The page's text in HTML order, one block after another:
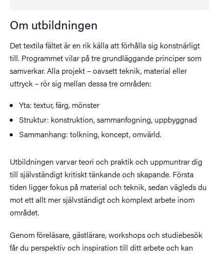
Om utbildningen
Det textila fältet är en rik källa att förhålla sig konstnärligt
till. Programmet vilar på tre grundläggande principer som
samverkar. Alla projekt – oavsett teknik, material eller
uttryck – rör sig mellan dessa tre områden:
Yta: textur, färg, mönster
Struktur: konstruktion, sammanfogning, uppbyggnad
Sammanhang: tolkning, koncept, omvärld.
Utbildningen varvar teori och praktik och uppmuntrar dig
till självständigt kritiskt tänkande och skapande. Första
tiden ligger fokus på material och teknik, sedan vägleds du
mot ett allt mer självständigt och komplext arbete inom
området.
Genom föreläsare, gästlärare, workshops och studiebesök
får du perspektiv och inspiration till ditt arbete och kan